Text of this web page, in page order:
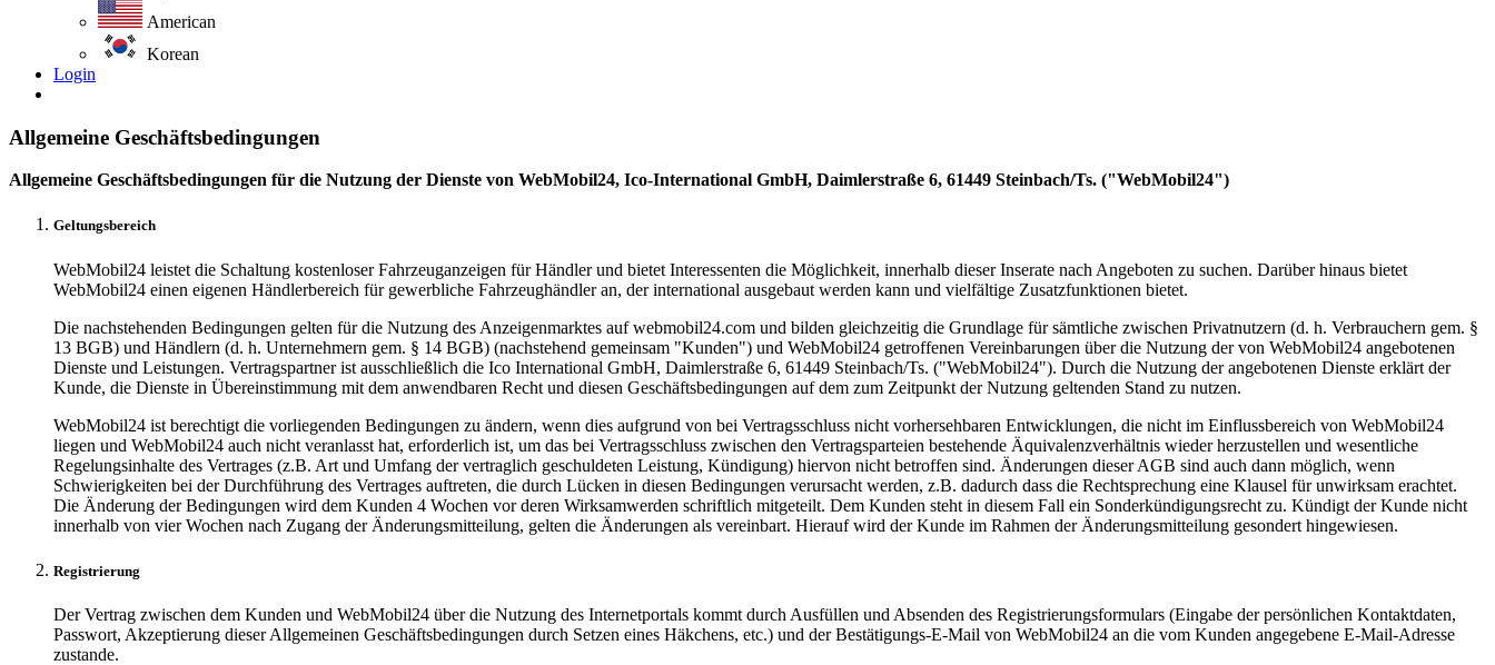
American
Korean
Login
Allgemeine Geschäftsbedingungen
Allgemeine Geschäftsbedingungen für die Nutzung der Dienste von WebMobil24, Ico-International GmbH, Daimlerstraße 6, 61449 Steinbach/Ts. ("WebMobil24")
Geltungsbereich
WebMobil24 leistet die Schaltung kostenloser Fahrzeuganzeigen für Händler und bietet Interessenten die Möglichkeit, innerhalb dieser Inserate nach Angeboten zu suchen. Darüber hinaus bietet
WebMobil24 einen eigenen Händlerbereich für gewerbliche Fahrzeughändler an, der international ausgebaut werden kann und vielfältige Zusatzfunktionen bietet.
Die nachstehenden Bedingungen gelten für die Nutzung des Anzeigenmarktes auf webmobil24.com und bilden gleichzeitig die Grundlage für sämtliche zwischen Privatnutzern (d. h. Verbrauchern gem. §
13 BGB) und Händlern (d. h. Unternehmern gem. § 14 BGB) (nachstehend gemeinsam "Kunden") und WebMobil24 getroffenen Vereinbarungen über die Nutzung der von WebMobil24 angebotenen
Dienste und Leistungen. Vertragspartner ist ausschließlich die Ico International GmbH, Daimlerstraße 6, 61449 Steinbach/Ts. ("WebMobil24"). Durch die Nutzung der angebotenen Dienste erklärt der
Kunde, die Dienste in Übereinstimmung mit dem anwendbaren Recht und diesen Geschäftsbedingungen auf dem zum Zeitpunkt der Nutzung geltenden Stand zu nutzen.
WebMobil24 ist berechtigt die vorliegenden Bedingungen zu ändern, wenn dies aufgrund von bei Vertragsschluss nicht vorhersehbaren Entwicklungen, die nicht im Einflussbereich von WebMobil24
liegen und WebMobil24 auch nicht veranlasst hat, erforderlich ist, um das bei Vertragsschluss zwischen den Vertragsparteien bestehende Äquivalenzverhältnis wieder herzustellen und wesentliche
Regelungsinhalte des Vertrages (z.B. Art und Umfang der vertraglich geschuldeten Leistung, Kündigung) hiervon nicht betroffen sind. Änderungen dieser AGB sind auch dann möglich, wenn
Schwierigkeiten bei der Durchführung des Vertrages auftreten, die durch Lücken in diesen Bedingungen verursacht werden, z.B. dadurch dass die Rechtsprechung eine Klausel für unwirksam erachtet.
Die Änderung der Bedingungen wird dem Kunden 4 Wochen vor deren Wirksamwerden schriftlich mitgeteilt. Dem Kunden steht in diesem Fall ein Sonderkündigungsrecht zu. Kündigt der Kunde nicht
innerhalb von vier Wochen nach Zugang der Änderungsmitteilung, gelten die Änderungen als vereinbart. Hierauf wird der Kunde im Rahmen der Änderungsmitteilung gesondert hingewiesen.
Registrierung
Der Vertrag zwischen dem Kunden und WebMobil24 über die Nutzung des Internetportals kommt durch Ausfüllen und Absenden des Registrierungsformulars (Eingabe der persönlichen Kontaktdaten,
Passwort, Akzeptierung dieser Allgemeinen Geschäftsbedingungen durch Setzen eines Häkchens, etc.) und der Bestätigungs-E-Mail von WebMobil24 an die vom Kunden angegebene E-Mail-Adresse
zustande.